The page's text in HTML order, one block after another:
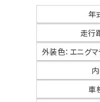
年
走行
外装色： エニグマ
車